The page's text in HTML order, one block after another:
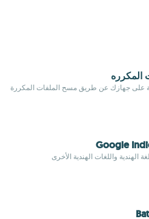
المكرره
على جهازك عن طريق مسح الملفات المكررة
Google
الهندية واللغات الهندية الأخرى